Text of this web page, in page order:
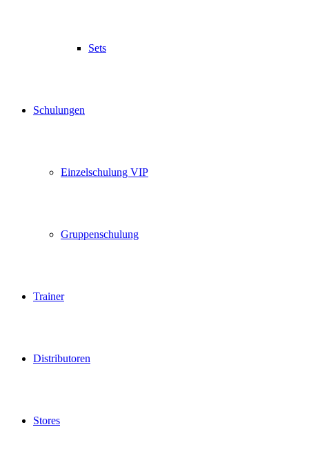
Sets
Schulungen
Einzelschulung VIP
Gruppenschulung
Trainer
Distributoren
Stores